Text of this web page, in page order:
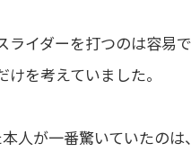
イダーを打つのは容易
を考えていました。
人が一番驚いていたのは